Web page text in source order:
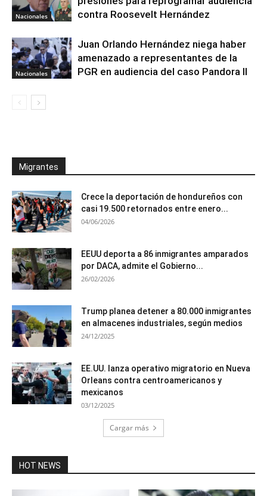
Nacionales
contra Roosevelt Hernández
Nacionales
Juan Orlando Hernández niega haber
amenazado a representantes de la
PGR en audiencia del caso Pandora II
Migrantes
Crece la deportación de hondureños con
casi 19.500 retornados entre enero...
04/06/2026
EEUU deporta a 86 inmigrantes amparados
por DACA, admite el Gobierno...
26/02/2026
Trump planea detener a 80.000 inmigrantes
en almacenes industriales, según medios
24/12/2025
EE.UU. lanza operativo migratorio en Nueva
Orleans contra centroamericanos y
mexicanos
03/12/2025
Cargar más
HOT NEWS